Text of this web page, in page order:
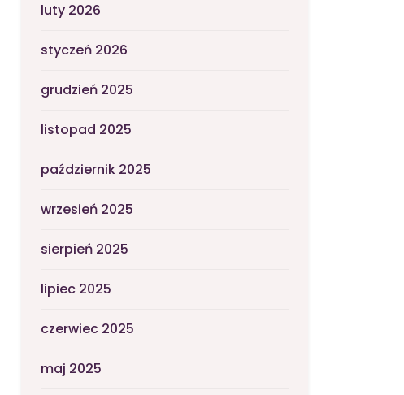
luty 2026
styczeń 2026
grudzień 2025
listopad 2025
październik 2025
wrzesień 2025
sierpień 2025
lipiec 2025
czerwiec 2025
maj 2025